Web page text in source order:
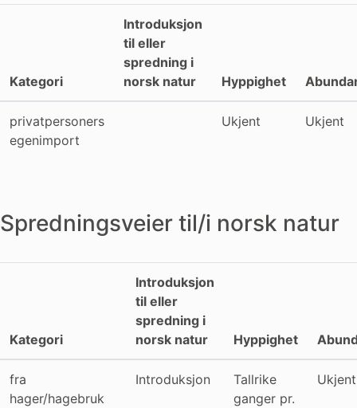
Kategori
Introduksjon
til eller
spredning i
norsk natur
Hyppighet
privatpersoners
egenimport
Ukjent Ukjent
Spredningsveier til/i norsk natur
Kategori
Introduksjon
til eller
spredning i
norsk natur
Hyppighet
fra
hager/hagebruk
Introduksjon
Tallrike
ganger pr.
Ukjent